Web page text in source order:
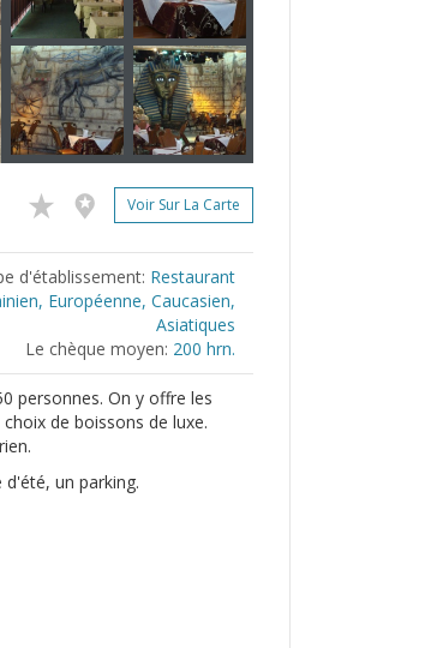
Voir Sur La Carte
d'établissement: Restaurant
Européenne, Caucasien,
Asiatiques
Le chèque moyen: 200 hrn.
personnes. On y offre les
de boissons de luxe.
un parking.